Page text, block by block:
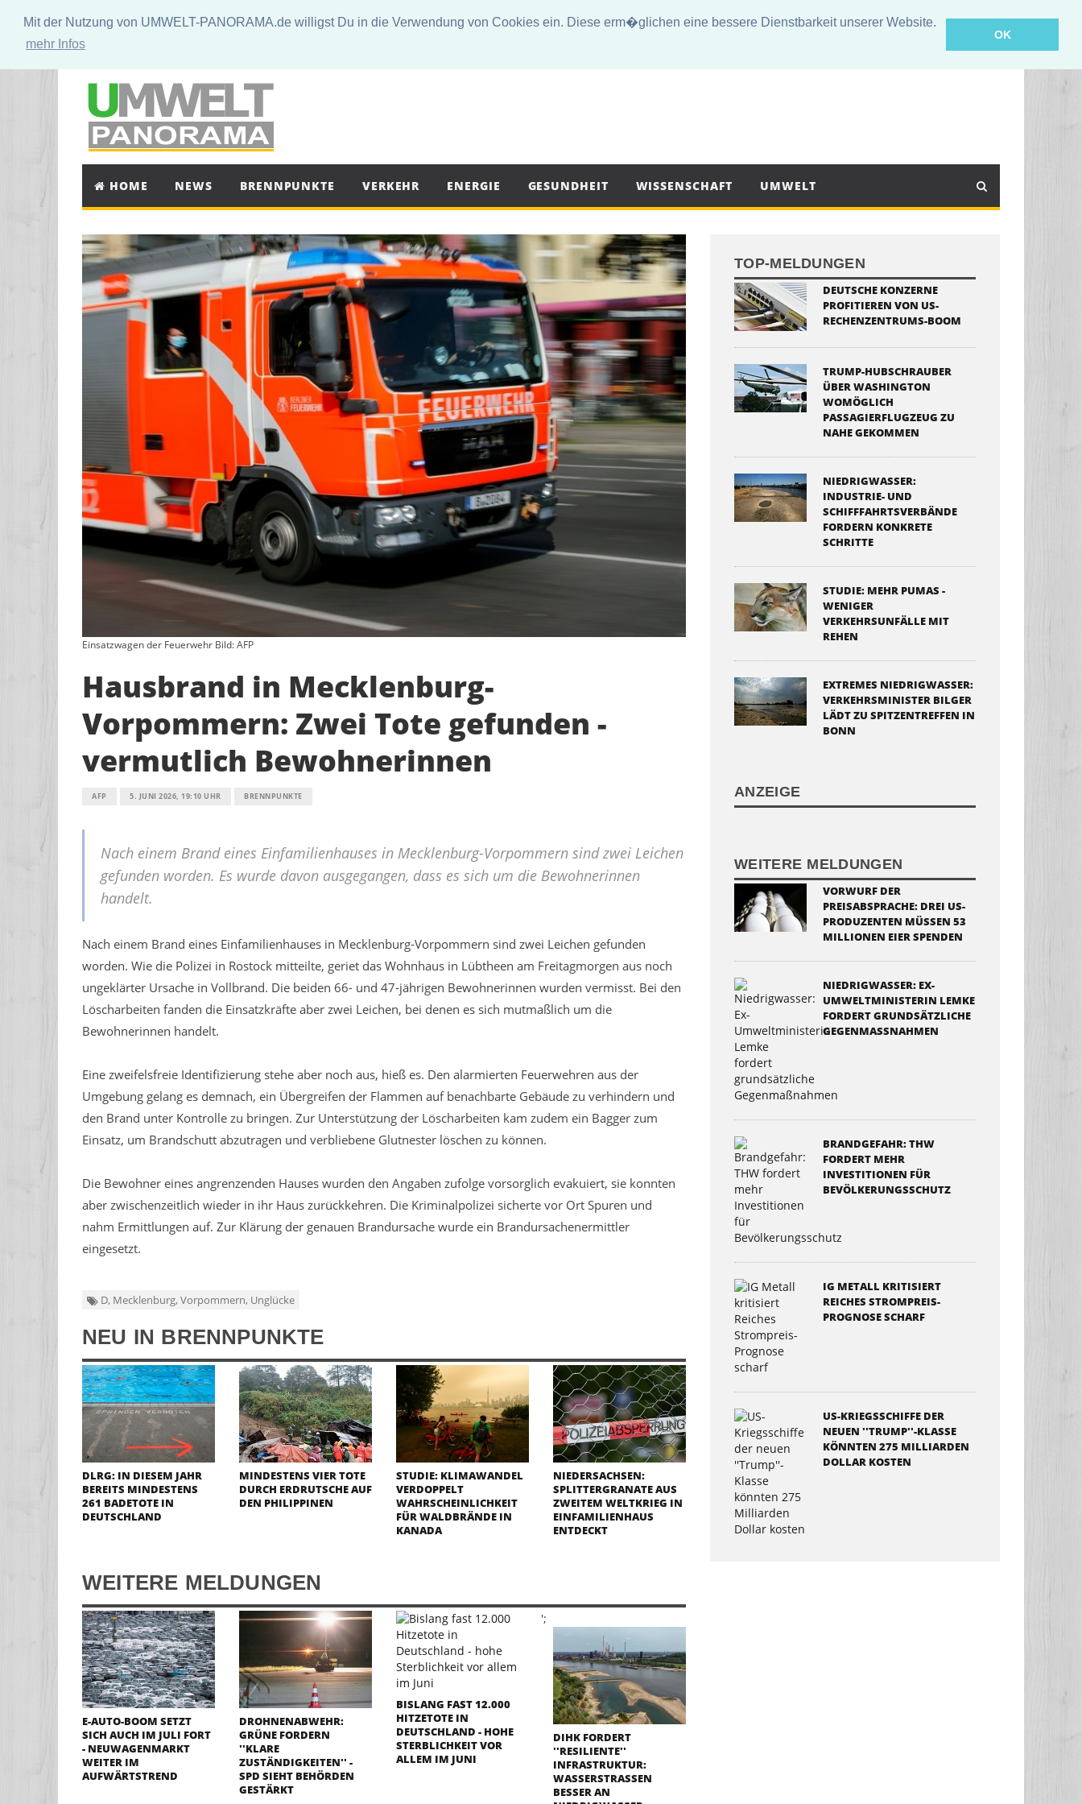
Mit der Nutzung von UMWELT-PANORAMA.de willigst Du in die Verwendung von Cookies ein. Diese erm�glichen eine bessere Dienstbarkeit unserer Website.
mehr Infos
OK
HOME NEWS BRENNPUNKTE VERKEHR ENERGIE GESUNDHEIT WISSENSCHAFT UMWELT
Einsatzwagen der Feuerwehr Bild: AFP
Hausbrand in Mecklenburg-
Vorpommern: Zwei Tote gefunden -
vermutlich Bewohnerinnen
AFP 5. JUNI 2026, 19:10 UHR BRENNPUNKTE
Nach einem Brand eines Einfamilienhauses in Mecklenburg-Vorpommern sind zwei Leichen
gefunden worden. Es wurde davon ausgegangen, dass es sich um die Bewohnerinnen
handelt.
Nach einem Brand eines Einfamilienhauses in Mecklenburg-Vorpommern sind zwei Leichen gefunden
worden. Wie die Polizei in Rostock mitteilte, geriet das Wohnhaus in Lübtheen am Freitagmorgen aus noch
ungeklärter Ursache in Vollbrand. Die beiden 66- und 47-jährigen Bewohnerinnen wurden vermisst. Bei den
Löscharbeiten fanden die Einsatzkräfte aber zwei Leichen, bei denen es sich mutmaßlich um die
Bewohnerinnen handelt.
Eine zweifelsfreie Identifizierung stehe aber noch aus, hieß es. Den alarmierten Feuerwehren aus der
Umgebung gelang es demnach, ein Übergreifen der Flammen auf benachbarte Gebäude zu verhindern und
den Brand unter Kontrolle zu bringen. Zur Unterstützung der Löscharbeiten kam zudem ein Bagger zum
Einsatz, um Brandschutt abzutragen und verbliebene Glutnester löschen zu können.
Die Bewohner eines angrenzenden Hauses wurden den Angaben zufolge vorsorglich evakuiert, sie konnten
aber zwischenzeitlich wieder in ihr Haus zurückkehren. Die Kriminalpolizei sicherte vor Ort Spuren und
nahm Ermittlungen auf. Zur Klärung der genauen Brandursache wurde ein Brandursachenermittler
eingesetzt.
D, Mecklenburg, Vorpommern, Unglücke
NEU IN BRENNPUNKTE
DLRG: IN DIESEM JAHR
BEREITS MINDESTENS
261 BADETOTE IN
DEUTSCHLAND
MINDESTENS VIER TOTE
DURCH ERDRUTSCHE AUF
DEN PHILIPPINEN
STUDIE: KLIMAWANDEL
VERDOPPELT
WAHRSCHEINLICHKEIT
FÜR WALDBRÄNDE IN
KANADA
NIEDERSACHSEN:
SPLITTERGRANATE AUS
ZWEITEM WELTKRIEG IN
EINFAMILIENHAUS
ENTDECKT
WEITERE MELDUNGEN
';
E-AUTO-BOOM SETZT
SICH AUCH IM JULI FORT
- NEUWAGENMARKT
WEITER IM
AUFWÄRTSTREND
DROHNENABWEHR:
GRÜNE FORDERN
''KLARE
ZUSTÄNDIGKEITEN'' -
SPD SIEHT BEHÖRDEN
GESTÄRKT
BISLANG FAST 12.000
HITZETOTE IN
DEUTSCHLAND - HOHE
STERBLICHKEIT VOR
ALLEM IM JUNI
DIHK FORDERT
''RESILIENTE''
INFRASTRUKTUR:
WASSERSTRASSEN B
ESSER AN N
TOP-MELDUNGEN
DEUTSCHE KONZERNE
PROFITIEREN VON US-
RECHENZENTRUMS-BOOM
TRUMP-HUBSCHRAUBER
ÜBER WASHINGTON
WOMÖGLICH
PASSAGIERFLUGZEUG ZU
NAHE GEKOMMEN
NIEDRIGWASSER:
INDUSTRIE- UND
SCHIFFFAHRTSVERBÄNDE
FORDERN KONKRETE
SCHRITTE
STUDIE: MEHR PUMAS -
WENIGER
VERKEHRSUNFÄLLE MIT
REHEN
EXTREMES NIEDRIGWASSER:
VERKEHRSMINISTER BILGER
LÄDT ZU SPITZENTREFFEN IN
BONN
ANZEIGE
WEITERE MELDUNGEN
VORWURF DER
PREISABSPRACHE: DREI US-
PRODUZENTEN MÜSSEN 53
MILLIONEN EIER SPENDEN
NIEDRIGWASSER: EX-
UMWELTMINISTERIN LEMKE
FORDERT GRUNDSÄTZLICHE
GEGENMASSNAHMEN
BRANDGEFAHR: THW
FORDERT MEHR
INVESTITIONEN FÜR
BEVÖLKERUNGSSCHUTZ
IG METALL KRITISIERT
REICHES STROMPREIS-
PROGNOSE SCHARF
US-KRIEGSSCHIFFE DER
NEUEN ''TRUMP''-KLASSE
KÖNNTEN 275 MILLIARDEN
DOLLAR KOSTEN